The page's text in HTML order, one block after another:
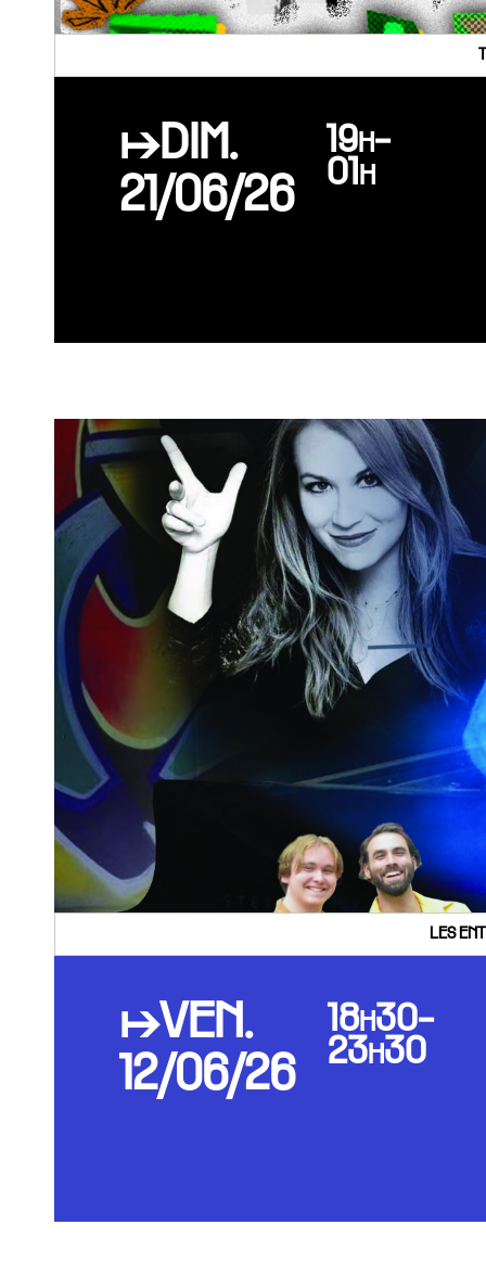
↦DIM.
21/06/26
19h-
01h
LES
↦VEN.
12/06/26
18h30-
23h30